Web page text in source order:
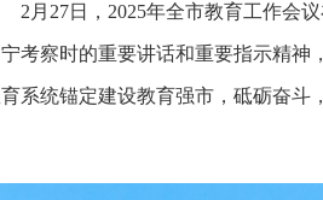
2月27日，2025年全市教育工作会
考察时的重要讲话和重要指示精神
系统锚定建设教育强市，砥砺奋斗